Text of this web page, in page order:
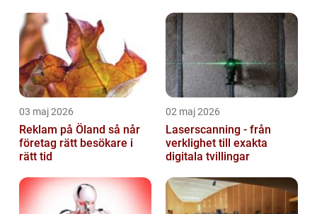
03 maj 2026
Reklam på Öland så når
företag rätt besökare i
rätt tid
02 maj 2026
Laserscanning - från
verklighet till exakta
digitala tvillingar